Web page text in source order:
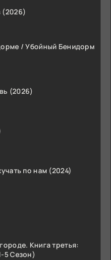
(2026)
/ Убойный Бенидорм
(2026)
по нам (2024)
Книга третья:
5 Сезон)